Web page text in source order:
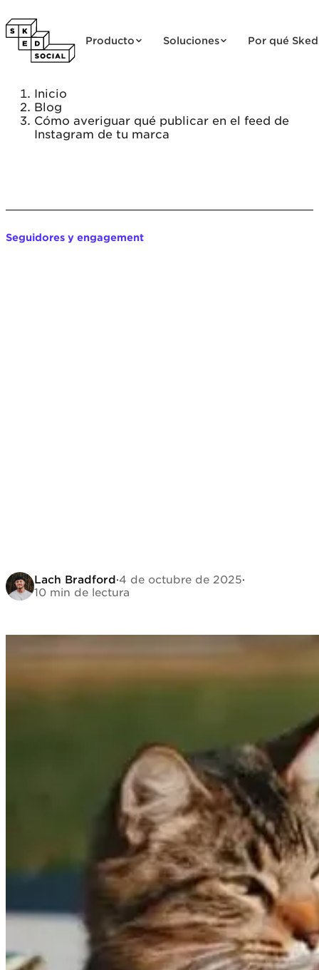
Producto Soluciones Por qué Sked
Inicio
Blog
Cómo averiguar qué publicar en el feed de
Instagram de tu marca
Seguidores y engagement
Lach Bradford·4 de octubre de 2025·
10 min de lectura